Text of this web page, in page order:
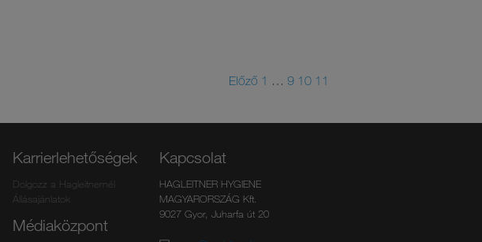
Előző 1 … 9 10 11
Karrierlehetőségek
Dolgozz a Hagleitnernél
Állásajánlatok
Médiaközpont
Kapcsolat
HAGLEITNER HYGIENE
MAGYARORSZÁG Kft.
9027 Gyor, Juharfa út 20